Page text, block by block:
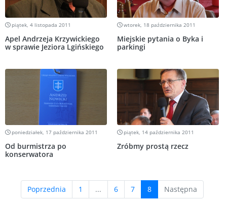
piątek, 4 listopada 2011
Apel Andrzeja Krzywickiego
w sprawie Jeziora Lgińskiego
wtorek, 18 października 2011
Miejskie pytania o Byka i
parkingi
poniedziałek, 17 października 2011
Od burmistrza po
konserwatora
piątek, 14 października 2011
Zróbmy prostą rzecz
Poprzednia 1 ... 6 7 8(current)Następna